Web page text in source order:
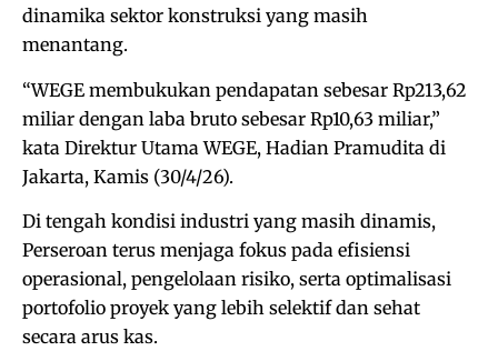
dinamika sektor konstruksi yang masih
menantang.
“WEGE membukukan pendapatan sebesar Rp213,62
miliar dengan laba bruto sebesar Rp10,63 miliar,”
kata Direktur Utama WEGE, Hadian Pramudita di
Jakarta, Kamis (30/4/26).
Di tengah kondisi industri yang masih dinamis,
Perseroan terus menjaga fokus pada efisiensi
operasional, pengelolaan risiko, serta optimalisasi
portofolio proyek yang lebih selektif dan sehat
secara arus kas.